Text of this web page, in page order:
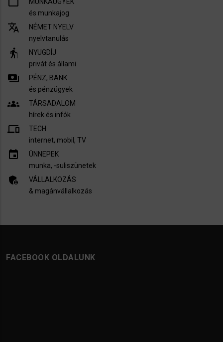
és munkajog
translate
NÉMET NYELV
nyelvtanulás
elderly
NYUGDÍJ
privát és állami
payments
PÉNZ, BANK
és pénzügyek
groups
TÁRSADALOM
hírek és infók
devices
TECH
internet, mobil, TV​
insert_invitation
ÜNNEPEK
munka, -suliszünetek
admin_panel_settings
VÁLLALKOZÁS
& magánvállalkozás
FACEBOOK OLDALUNK